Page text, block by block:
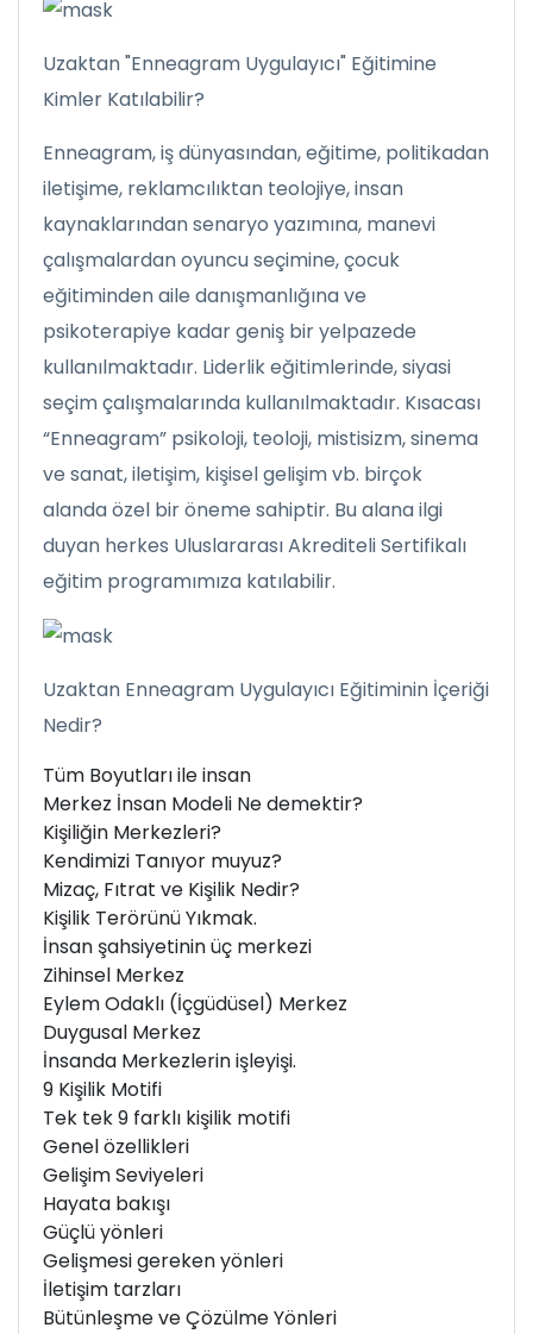
Uzaktan "Enneagram Uygulayıcı" Eğitimine
Kimler Katılabilir?
Enneagram, iş dünyasından, eğitime, politikadan
iletişime, reklamcılıktan teolojiye, insan
kaynaklarından senaryo yazımına, manevi
çalışmalardan oyuncu seçimine, çocuk
eğitiminden aile danışmanlığına ve
psikoterapiye kadar geniş bir yelpazede
kullanılmaktadır. Liderlik eğitimlerinde, siyasi
seçim çalışmalarında kullanılmaktadır. Kısacası
“Enneagram” psikoloji, teoloji, mistisizm, sinema
ve sanat, iletişim, kişisel gelişim vb. birçok
alanda özel bir öneme sahiptir. Bu alana ilgi
duyan herkes Uluslararası Akrediteli Sertifikalı
eğitim programımıza katılabilir.
Uzaktan Enneagram Uygulayıcı Eğitiminin İçeriği
Nedir?
Tüm Boyutları ile insan
Merkez İnsan Modeli Ne demektir?
Kişiliğin Merkezleri?
Kendimizi Tanıyor muyuz?
Mizaç, Fıtrat ve Kişilik Nedir?
Kişilik Terörünü Yıkmak.
İnsan şahsiyetinin üç merkezi
Zihinsel Merkez
Eylem Odaklı (İçgüdüsel) Merkez
Duygusal Merkez
İnsanda Merkezlerin işleyişi.
9 Kişilik Motifi
Tek tek 9 farklı kişilik motifi
Genel özellikleri
Gelişim Seviyeleri
Hayata bakışı
Güçlü yönleri
Gelişmesi gereken yönleri
İletişim tarzları
Bütünleşme ve Çözülme Yönleri